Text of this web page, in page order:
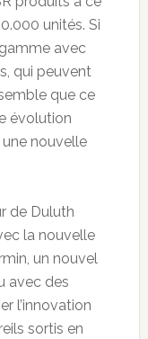
unités. Si
avec
qui peuvent
que ce
évolution
nouvelle
de Duluth
la nouvelle
un nouvel
avec des
l’innovation
sortis en